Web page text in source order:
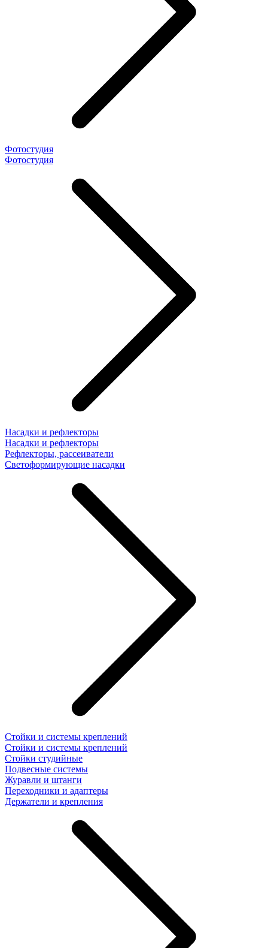
Фотостудия
Фотостудия
Насадки и рефлекторы
Насадки и рефлекторы
Рефлекторы, рассеиватели
Светоформирующие насадки
Стойки и системы креплений
Стойки и системы креплений
Стойки студийные
Подвесные системы
Журавли и штанги
Переходники и адаптеры
Держатели и крепления